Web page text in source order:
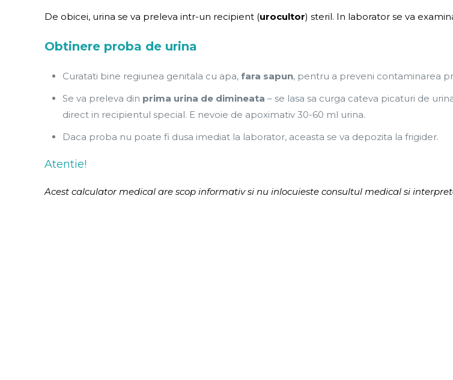
De obicei, urina se va preleva intr-un recipient (urocultor) steril. In laborator se va
Obtinere proba de urina
Curatati bine regiunea genitala cu apa,fara sapun, pentru a preveni contaminarea
Se va preleva din prima urina de dimineata – se lasa sa curga cateva picaturi de
direct in recipientul special. E nevoie de apoximativ 30-60 ml urina.
Daca proba nu poate fi dusa imediat la laborator, aceasta se va depozita la frigider.
Atentie!
Acest calculator medical are scop informativ si nu inlocuieste consultul medical si